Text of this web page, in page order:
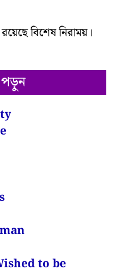
বিশেষ নিরাময়।
to be